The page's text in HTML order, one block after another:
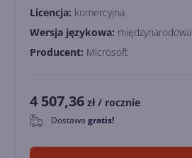
Licencja: komercyjna
Wersja językowa: międzynarodowa
Producent: Microsoft
4 507,36 zł / rocznie
0 Dostawa gratis!